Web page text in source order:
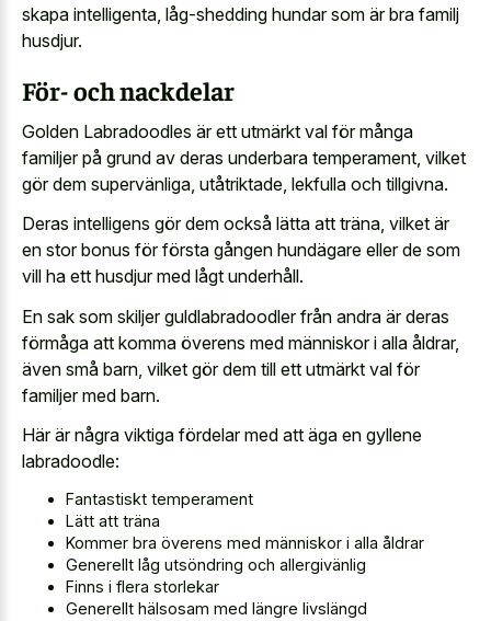
skapa intelligenta, låg-shedding hundar som är bra familj
husdjur.
För- och nackdelar
Golden Labradoodles är ett utmärkt val för många
familjer på grund av deras underbara temperament, vilket
gör dem supervänliga, utåtriktade, lekfulla och tillgivna.
Deras intelligens gör dem också lätta att träna, vilket är
en stor bonus för första gången hundägare eller de som
vill ha ett husdjur med lågt underhåll.
En sak som skiljer guldlabradoodler från andra är deras
förmåga att komma överens med människor i alla åldrar,
även små barn, vilket gör dem till ett utmärkt val för
familjer med barn.
Här är några viktiga fördelar med att äga en gyllene
labradoodle:
Fantastiskt temperament
Lätt att träna
Kommer bra överens med människor i alla åldrar
Generellt låg utsöndring och allergivänlig
Finns i flera storlekar
Generellt hälsosam med längre livslängd